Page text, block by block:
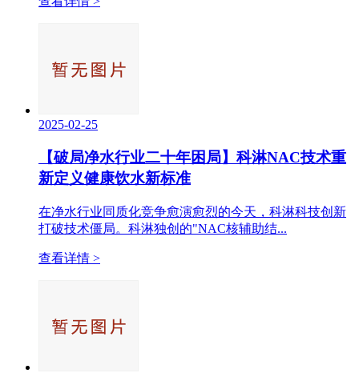
2025-02-25
【破局净水行业二十年困局】科淋NAC技术重
新定义健康饮水新标准
在净水行业同质化竞争愈演愈烈的今天，科淋科技创新
打破技术僵局。科淋独创的"NAC核辅助结...
查看详情 >